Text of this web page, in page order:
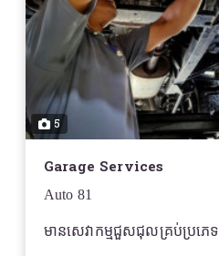
5
Garage Services
Auto 81
មានសេវាកម្មជួសជុលគ្រប់ប្រភេទ